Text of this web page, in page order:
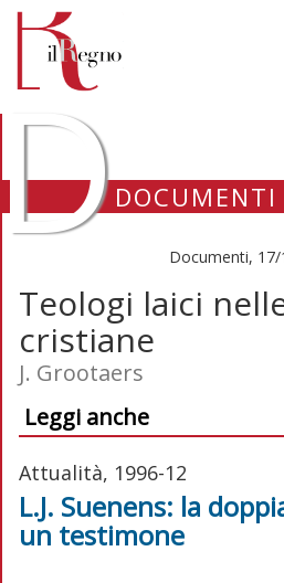
DOCUMENTI
Documenti,
Teologi laici
cristiane
J. Grootaers
Leggi anche
Attualità, 1996-12
L.J. Suenens: la
un testimone